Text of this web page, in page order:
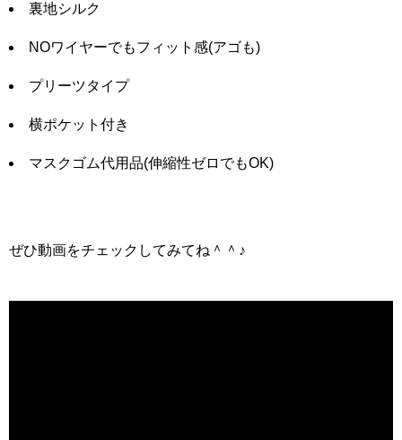
裏地シルク
NOワイヤーでもフィット感(アゴも)
プリーツタイプ
横ポケット付き
マスクゴム代用品(伸縮性ゼロでもOK)
ぜひ動画をチェックしてみてね＾＾♪